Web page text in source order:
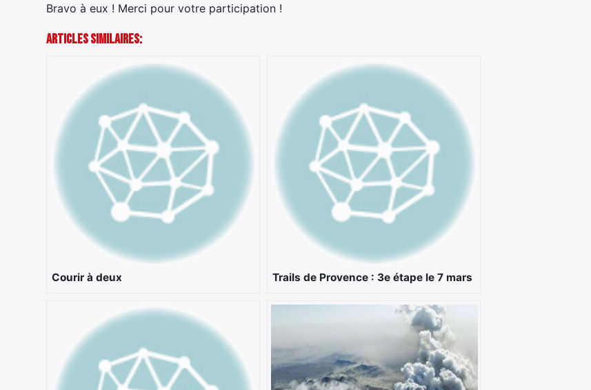
Bravo à eux ! Merci pour votre participation !
Articles Similaires:
Courir à deux Trails de Provence : 3e étape le 7 mars